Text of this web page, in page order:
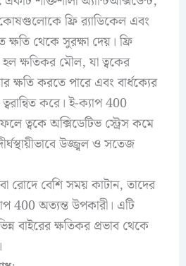
ফ্রি র‌্যাডিকেল এবং
থেকে সুরক্ষা দেয়। ফ্রি
হল ক্ষতিকর মৌল, যা ত্বকের
করতে পারে এবং বার্ধক্যের
করে। ই-ক্যাপ 400
ত্বকে অক্সিডেটিভ স্ট্রেস কমে
উজ্জ্বল ও সতেজ
রোদে বেশি সময় কাটান, তাদের
400 অত্যন্ত উপকারী। এটি
বাইরের ক্ষতিকর প্রভাব থেকে